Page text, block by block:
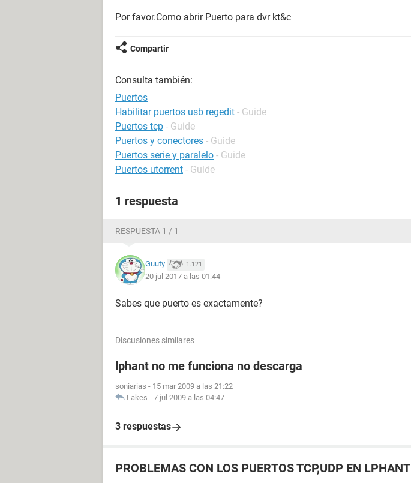
Por favor.Como abrir Puerto para dvr kt&c
Compartir
Consulta también:
Puertos
Habilitar puertos usb regedit - Guide
Puertos tcp - Guide
Puertos y conectores - Guide
Puertos serie y paralelo - Guide
Puertos utorrent - Guide
1 respuesta
RESPUESTA 1 / 1
Guuty 1.121
20 jul 2017 a las 01:44
Sabes que puerto es exactamente?
Discusiones similares
lphant no me funciona no descarga
soniarias - 15 mar 2009 a las 21:22
Lakes - 7 jul 2009 a las 04:47
3 respuestas
PROBLEMAS CON LOS PUERTOS TCP,UDP EN LPHANT